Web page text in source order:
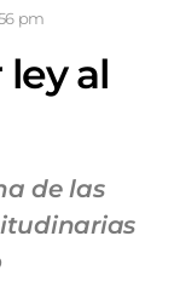
pm
al
de las